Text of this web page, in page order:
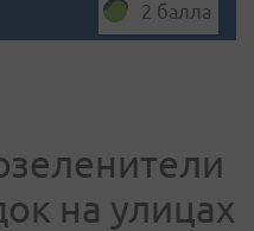
2 балла
на улицах